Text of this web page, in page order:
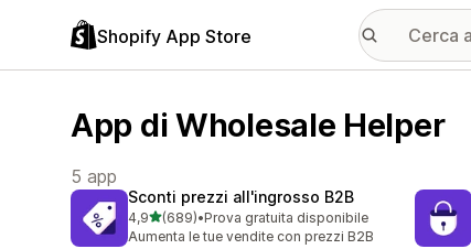
Shopify App Store
App di Wholesale Helper
5 app
Sconti prezzi all'ingrosso B2B
4,9stelle su 5
(689)
689 recensioni totali
•Prova gratuita disponibile
Aumenta le tue vendite con prezzi B2B